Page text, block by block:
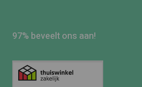
97% beveelt ons aan!